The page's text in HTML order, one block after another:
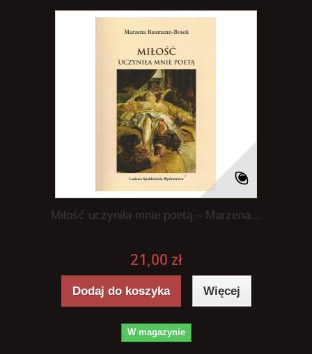
Miłość uczyniła mnie poetą – Marzena...
21,00 zł
Dodaj do koszyka Więcej
W magazynie